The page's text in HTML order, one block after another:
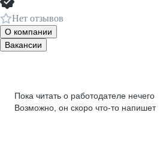
Нет отзывов
О компании
Вакансии
Пока читать о работодателе нечего
Возможно, он скоро что‑то напишет